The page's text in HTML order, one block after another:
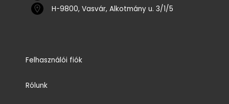
H-9800, Vasvár, Alkotmány u. 3/1/5
Felhasználói fiók
Rólunk